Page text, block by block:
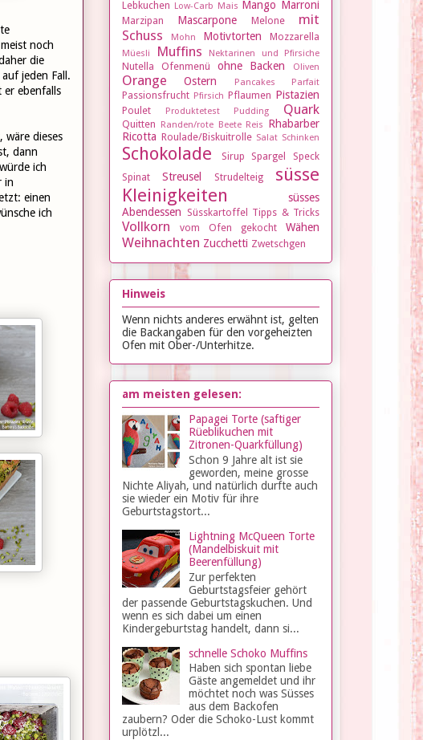
noch
die
jeden Fall.
er ebenfalls
wäre dieses
dann
ich
in
einen
ich
Lebkuchen Low-Carb Mais Mango Marroni
Marzipan Mascarpone Melone
mit
Schuss
Mohn Motivtorten Mozzarella
Müesli Muffins Nektarinen und Pfirsiche
Nutella Ofenmenü ohne Backen Oliven
Orange Ostern Pancakes Parfait
Passionsfrucht Pfirsich Pflaumen Pistazien
Poulet Produktetest Pudding Quark
Quitten Randen/rote Beete Reis
Rhabarber
Ricotta Roulade/Biskuitrolle Salat Schinken
Schokolade Sirup Spargel
Speck
Spinat
Streusel Strudelteig
süsse
Kleinigkeiten
süsses
Abendessen Süsskartoffel Tipps & Tricks
Vollkorn vom Ofen gekocht Wähen
Weihnachten Zucchetti Zwetschgen
Hinweis
Wenn nichts anderes erwähnt ist, gelten
die Backangaben für den vorgeheizten
Ofen mit Ober-/Unterhitze.
am meisten gelesen:
Papagei Torte (saftiger
Rüeblikuchen mit
Zitronen-Quarkfüllung)
Schon 9 Jahre alt ist sie
geworden, meine grosse
Nichte Aliyah, und natürlich durfte auch
sie wieder ein Motiv für ihre
Geburtstagstort...
Lightning McQueen Torte
(Mandelbiskuit mit
Beerenfüllung)
Zur perfekten
Geburtstagsfeier gehört
der passende Geburtstagskuchen. Und
wenn es sich dabei um einen
Kindergeburtstag handelt, dann si...
schnelle Schoko Muffins
Haben sich spontan liebe
Gäste angemeldet und ihr
möchtet noch was Süsses
aus dem Backofen
zaubern? Oder die Schoko-Lust kommt
urplötzl...